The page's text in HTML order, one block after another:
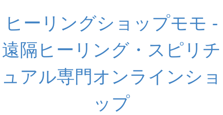
ヒーリングショップモモ -
遠隔ヒーリング・スピリチ
ュアル専門オンラインショ
ップ